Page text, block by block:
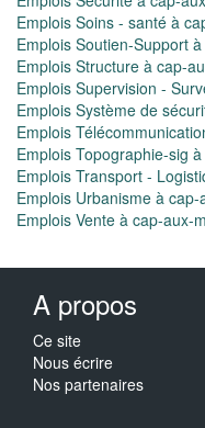
Emplois Soins - santé à
Emplois Soutien-Support
Emplois Structure à cap-
Emplois Supervision -
Emplois Système de
Emplois
Emplois Topographie-sig
Emplois Transport -
Emplois Urbanisme à
Emplois Vente à cap-aux-
A propos
Ce site
Nous écrire
Nos partenaires